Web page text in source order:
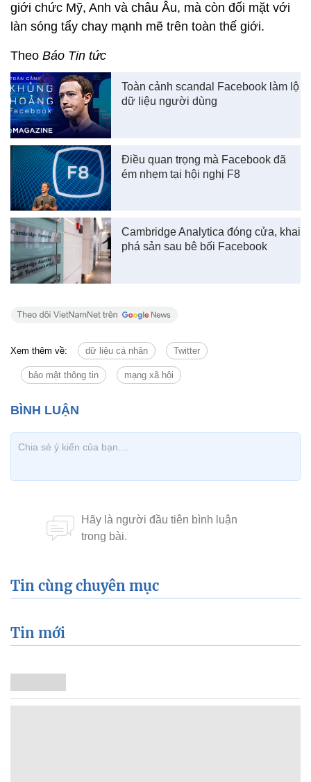
giới chức Mỹ, Anh và châu Âu, mà còn đối mặt với
làn sóng tẩy chay mạnh mẽ trên toàn thế giới.
Theo Báo Tin tức
Toàn cảnh scandal Facebook làm lộ
dữ liệu người dùng
Điều quan trọng mà Facebook đã
ém nhẹm tại hội nghị F8
Cambridge Analytica đóng cửa, khai
phá sản sau bê bối Facebook
Xem thêm về: dữ liệu cá nhân Twitter
bảo mật thông tin mạng xã hội
Tin cùng chuyên mục
Tin mới